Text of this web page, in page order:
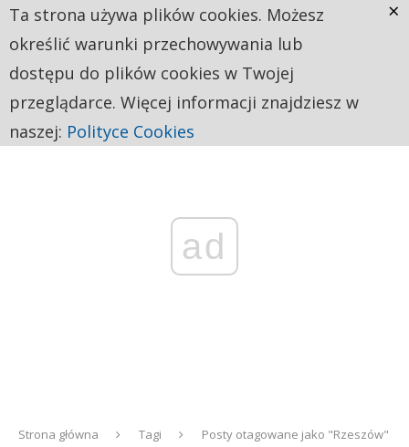
ad
Strona główna Tagi Posty otagowane jako "Rzeszów"
Ta strona używa plików cookies. Możesz
określić warunki przechowywania lub
dostępu do plików cookies w Twojej
przeglądarce. Więcej informacji znajdziesz w
naszej: Polityce Cookies
×